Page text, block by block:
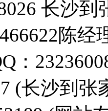
长沙
陈经
：
(长沙到